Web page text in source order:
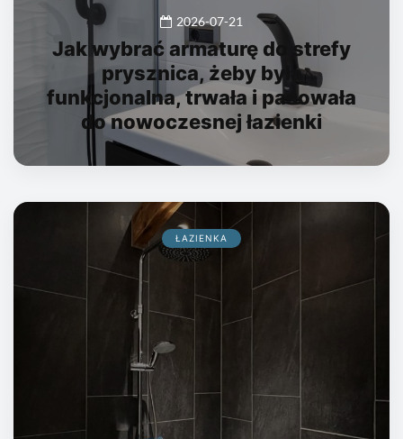
2026-07-21
Jak wybrać armaturę do strefy
prysznica, żeby była
funkcjonalna, trwała i pasowała
do nowoczesnej łazienki
ŁAZIENKA